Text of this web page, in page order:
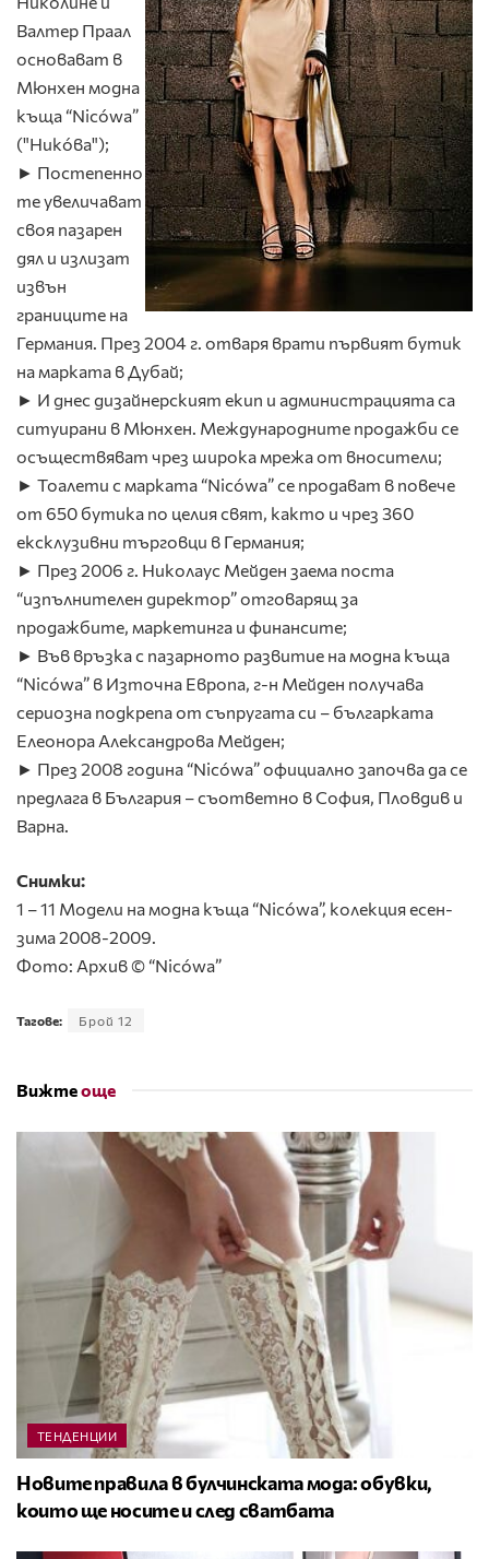
Валтер Праал
основават в
Мюнхен модна
къща “Nicówa”
("Никóва");
► Постепенно
те увеличават
своя пазарен
дял и излизат
извън
границите на
Германия. През 2004 г. отваря врати първият бутик
на марката в Дубай;
► И днес дизайнерският екип и администрацията са
ситуирани в Мюнхен. Международните продажби се
осъществяват чрез широка мрежа от вносители;
► Тоалети с марката “Nicówa” се продават в повече
от 650 бутика по целия свят, както и чрез 360
ексклузивни търговци в Германия;
► През 2006 г. Николаус Мейден заема поста
“изпълнителен директор” отговарящ за
продажбите, маркетинга и финансите;
► Във връзка с пазарното развитие на модна къща
“Nicówa” в Източна Европа, г-н Мейден получава
сериозна подкрепа от съпругата си – българката
Елеонора Александрова Мейден;
► През 2008 година “Nicówa” официално започва да се
предлага в България – съответно в София, Пловдив и
Варна.
Снимки:
1 – 11 Модели на модна къща “Nicówa”, колекция есен-
зима 2008-2009.
Фото: Архив © “Nicówa”
Тагове: Брой 12
Вижтеоще
ТЕНДЕНЦИИ
Новите правила в булчинската мода: обувки,
които ще носите и след сватбата